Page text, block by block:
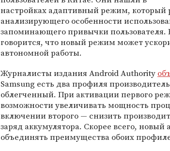
настройках адаптивный режим, который
анализирующего особенности
запоминающего привычки пользователя.
говорится, что новый режим может
автономной работы.
Журналисты издания Android Authority
Samsung есть два профиля
облегченный. При активации первого
возможности увеличивать мощность
включении второго — снизить
заряд аккумулятора. Скорее всего,
объединять преимущества обоих